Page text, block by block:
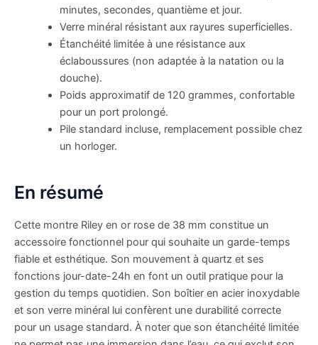
minutes, secondes, quantième et jour.
Verre minéral résistant aux rayures superficielles.
Étanchéité limitée à une résistance aux
éclaboussures (non adaptée à la natation ou la
douche).
Poids approximatif de 120 grammes, confortable
pour un port prolongé.
Pile standard incluse, remplacement possible chez
un horloger.
En résumé
Cette montre Riley en or rose de 38 mm constitue un
accessoire fonctionnel pour qui souhaite un garde-temps
fiable et esthétique. Son mouvement à quartz et ses
fonctions jour-date-24h en font un outil pratique pour la
gestion du temps quotidien. Son boîtier en acier inoxydable
et son verre minéral lui confèrent une durabilité correcte
pour un usage standard. À noter que son étanchéité limitée